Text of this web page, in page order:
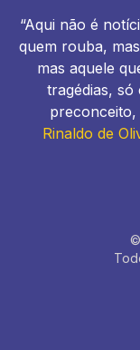
“Aqui não é
quem rouba,
mas aquele
tragédias, só
preconceito,
Rinaldo de